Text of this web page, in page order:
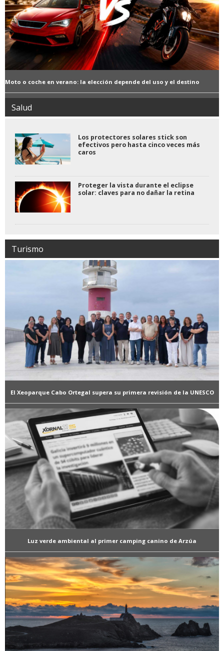
Moto o coche en verano: la elección depende del uso y el destino
Salud
Los protectores solares stick son
efectivos pero hasta cinco veces más
caros
Proteger la vista durante el eclipse
solar: claves para no dañar la retina
Turismo
El Xeoparque Cabo Ortegal supera su primera revisión de la UNESCO
Luz verde ambiental al primer camping canino de Arzúa